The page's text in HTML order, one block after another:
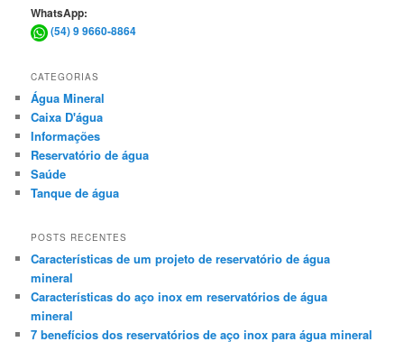
WhatsApp:
(54) 9 9660-8864
CATEGORIAS
Água Mineral
Caixa D'água
Informações
Reservatório de água
Saúde
Tanque de água
POSTS RECENTES
Características de um projeto de reservatório de água
mineral
Características do aço inox em reservatórios de água
mineral
7 benefícios dos reservatórios de aço inox para água mineral